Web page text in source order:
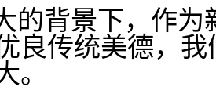
的背景下，作为
良传统美德，
。